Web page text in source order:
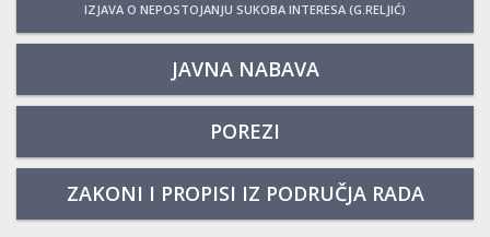
IZJAVA O NEPOSTOJANJU SUKOBA INTERESA (G.RELJIĆ)
JAVNA NABAVA
POREZI
ZAKONI I PROPISI IZ PODRUČJA RADA